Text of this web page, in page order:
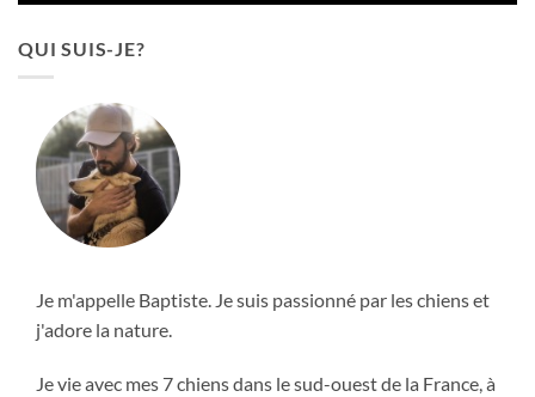
QUI SUIS-JE?
Je m'appelle Baptiste. Je suis passionné par les chiens et
j'adore la nature.
Je vie avec mes 7 chiens dans le sud-ouest de la France, à